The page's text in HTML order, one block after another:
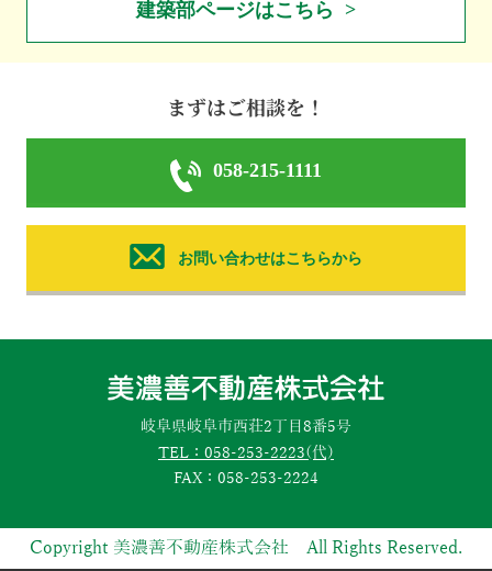
建築部ページはこちら >
まずはご相談を！
058-215-1111
お問い合わせはこちらから
岐阜県岐阜市西荘2丁目8番5号
TEL：058-253-2223(代)
FAX：058-253-2224
Copyright 美濃善不動産株式会社 All Rights Reserved.